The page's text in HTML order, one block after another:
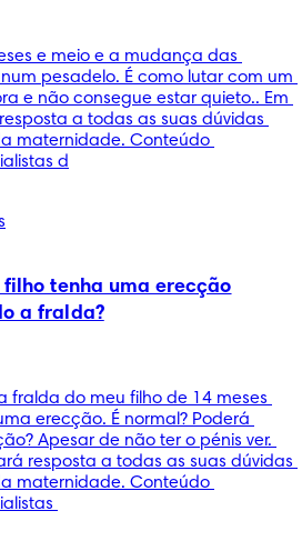
e meio e a mudança das
pesadelo. É como lutar com um
e não consegue estar quieto.. Em
a todas as suas dúvidas
maternidade. Conteúdo
d
filho tenha uma erecção
a fralda?
fralda do meu filho de 14 meses
erecção. É normal? Poderá
Apesar de não ter o pénis ver.
resposta a todas as suas dúvidas
maternidade. Conteúdo